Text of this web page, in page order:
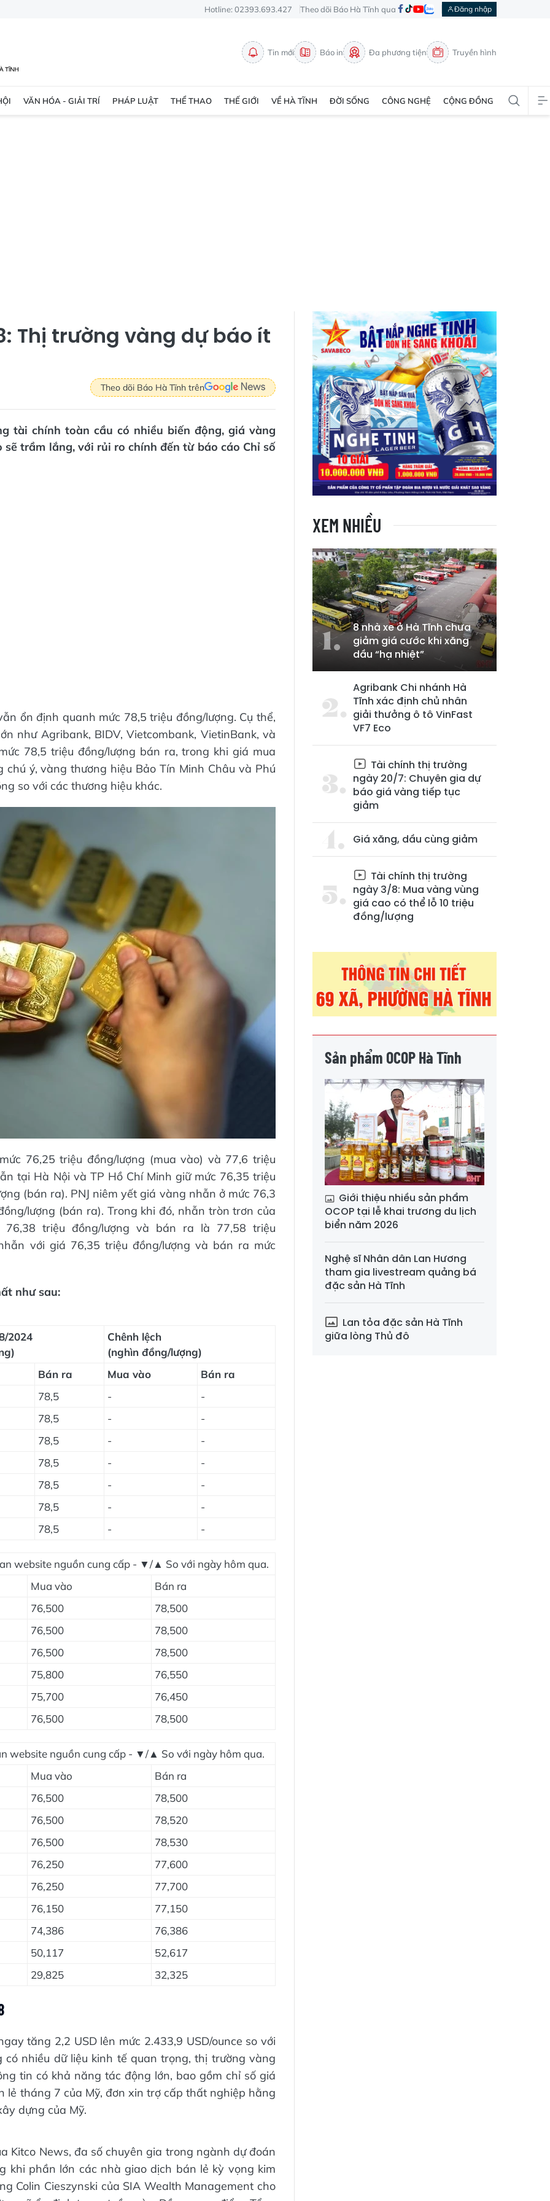
Hotline: 02393.693.427 Theo dõi Báo Hà Tĩnh qua Đăng nhập
Tin mới Báo in Đa phương tiện Truyền hình
VĂN HÓA - GIẢI TRÍ PHÁP LUẬT THỂ THAO THẾ GIỚI VỀ HÀ TĨNH ĐỜI SỐNG CÔNG NGHỆ CỘNG ĐỒNG
Thị trường vàng dự báo ít
Theo dõi Báo Hà Tĩnh trên
tài chính toàn cầu có nhiều biến động, giá vàng
trầm lắng, với rủi ro chính đến từ báo cáo Chỉ số
ổn định quanh mức 78,5 triệu đồng/lượng. Cụ thể,
như Agribank, BIDV, Vietcombank, VietinBank, và
78,5 triệu đồng/lượng bán ra, trong khi giá mua
ý, vàng thương hiệu Bảo Tín Minh Châu và Phú
so với các thương hiệu khác.
76,25 triệu đồng/lượng (mua vào) và 77,6 triệu
tại Hà Nội và TP Hồ Chí Minh giữ mức 76,35 triệu
(bán ra). PNJ niêm yết giá vàng nhẫn ở mức 76,3
lượng (bán ra). Trong khi đó, nhẫn tròn trơn của
triệu đồng/lượng và bán ra là 77,58 triệu
với giá 76,35 triệu đồng/lượng và bán ra mức
như sau:
2024
Chênh lệch
(nghìn đồng/lượng)
Bán ra
Mua vào
Bán ra
78,5
-
-
78,5
-
-
78,5
-
-
78,5
-
-
78,5
-
-
78,5
-
-
78,5
- -
website nguồn cung cấp - ▼/▲ So với ngày hôm qua.
Mua vào
Bán ra
76,500
78,500
76,500
78,500
76,500
78,500
75,800
76,550
75,700
76,450
76,500
78,500
website nguồn cung cấp - ▼/▲ So với ngày hôm qua.
Mua vào
Bán ra
76,500
78,500
76,500
78,520
76,500
78,530
76,250
77,600
76,250
77,700
76,150
77,150
74,386
76,386
50,117
52,617
29,825
32,325
tăng 2,2 USD lên mức 2.433,9 USD/ounce so với
nhiều dữ liệu kinh tế quan trọng, thị trường vàng
tin có khả năng tác động lớn, bao gồm chỉ số giá
lẻ tháng 7 của Mỹ, đơn xin trợ cấp thất nghiệp hằng
dựng của Mỹ.
Kitco News, đa số chuyên gia trong ngành dự đoán
khi phần lớn các nhà giao dịch bán lẻ kỳ vọng kim
Colin Cieszynski của SIA Wealth Management cho
XEM NHIỀU
8 nhà xe ở Hà Tĩnh chưa
giảm giá cước khi xăng
dầu “hạ nhiệt”
Agribank Chi nhánh Hà
Tĩnh xác định chủ nhân
giải thưởng ô tô VinFast
VF7 Eco
Tài chính thị trường
ngày 20/7: Chuyên gia dự
báo giá vàng tiếp tục
giảm
Giá xăng, dầu cùng giảm
Tài chính thị trường
ngày 3/8: Mua vàng vùng
giá cao có thể lỗ 10 triệu
đồng/lượng
Sản phẩm OCOP Hà Tĩnh
Giới thiệu nhiều sản phẩm
OCOP tại lễ khai trương du lịch
biển năm 2026
Nghệ sĩ Nhân dân Lan Hương
tham gia livestream quảng bá
đặc sản Hà Tĩnh
Lan tỏa đặc sản Hà Tĩnh
giữa lòng Thủ đô